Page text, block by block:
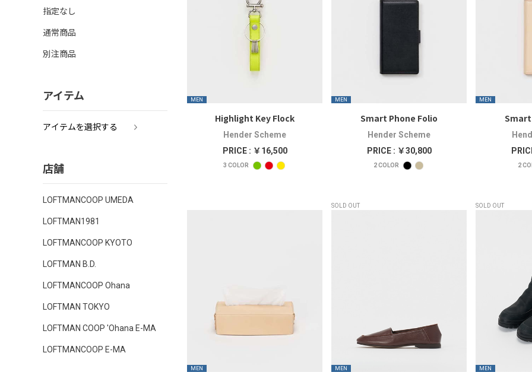
指定なし
通常商品
別注商品
アイテム
アイテムを選択する
店舗
LOFTMANCOOP UMEDA
LOFTMAN1981
LOFTMANCOOP KYOTO
LOFTMAN B.D.
LOFTMANCOOP Ohana
LOFTMAN TOKYO
LOFTMAN COOP 'Ohana E-MA
LOFTMANCOOP E-MA
MEN
Highlight Key Flock
Hender Scheme
PRICE : ￥16,500
3 COLOR
MEN
Smart Phone Folio
Hender Scheme
PRICE : ￥30,800
2COLOR
MEN
Smart
2
MEN
SOLD OUT
MEN
SOLD OUT
MEN